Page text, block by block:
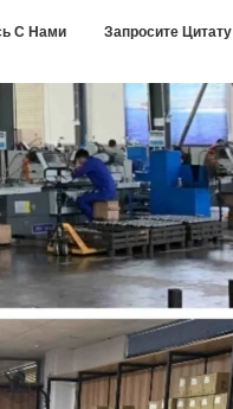
С Нами Запросите Цитату